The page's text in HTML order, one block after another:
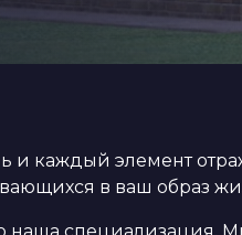
и каждый элемент
в ваш образ